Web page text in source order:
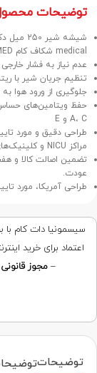
توضیحات
شیشه شیر
medical شکاف کام SB815-MED
عدم نیاز به فشار
تنظیم جریان شیر با
جلوگیری از ورود هوا به
حفظ ویتامین‌های
A، C و E
طراحی دقیق و مورد
مراکز NICU و کلینیک‌های تغذیه‌ای
تضمین اصالت کالا و
عودت.
طراحی آمریکا، مورد
اعتماد برای خرید
–مجوز
توضیحات